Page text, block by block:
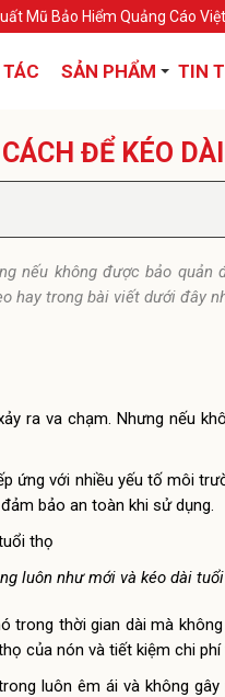
Mũ Bảo Hiểm Quảng Cáo
SẢN PHẨM TIN
ĐỂ KÉO
nếu không được bảo quản
hay trong bài viết dưới đây
ra va chạm. Nhưng nếu
ứng với nhiều yếu tố môi
bảo an toàn khi sử dụng.
luôn như mới và kéo dài
thời gian dài mà
của nón và tiết kiệm chi phí
luôn êm ái và không